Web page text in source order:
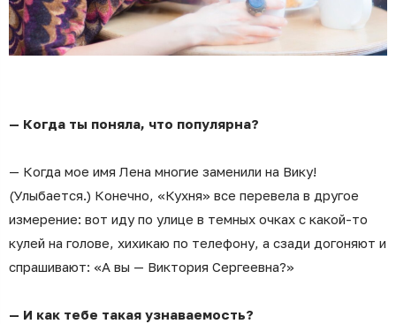
— Когда ты поняла, что популярна?
— Когда мое имя Лена многие заменили на Вику!
(Улыбается.) Конечно, «Кухня» все перевела в другое
измерение: вот иду по улице в темных очках с какой-то
кулей на голове, хихикаю по телефону, а сзади догоняют и
спрашивают: «А вы — Виктория Сергеевна?»
— И как тебе такая узнаваемость?